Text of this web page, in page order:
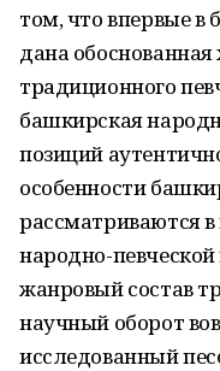
том, что впервые
дана
традиционного
башкирская
позиций
особенности
рассматриваются
народно-
жанровый состав
научный оборот
исследованный